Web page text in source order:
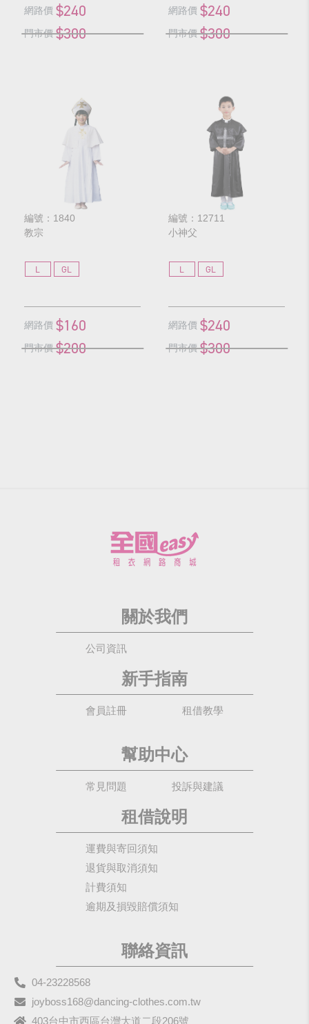
網路價 $240
門市價 $300
網路價 $240
門市價 $300
編號：1840
教宗
L GL
網路價 $160
門市價 $200
編號：12711
小神父
L GL
網路價 $240
門市價 $300
關於我們
公司資訊
新手指南
會員註冊 租借教學
幫助中心
常見問題 投訴與建議
租借說明
運費與寄回須知
退貨與取消須知
計費須知
逾期及損毀賠償須知
聯絡資訊
04-23228568
joyboss168@dancing-clothes.com.tw
403台中市西區台灣大道二段206號